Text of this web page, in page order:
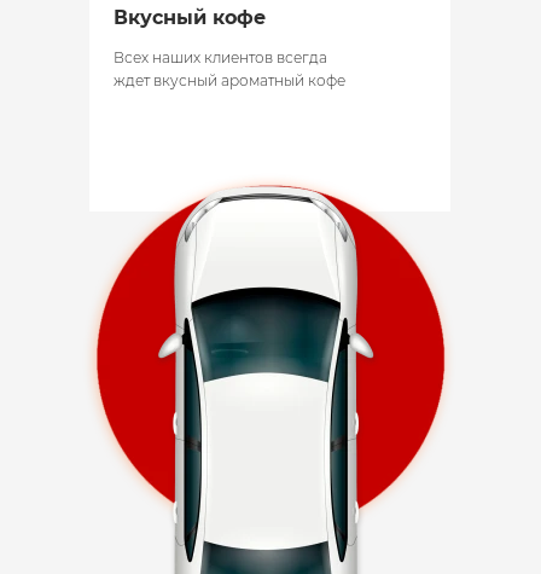
Вкусный кофе
Всех наших клиентов всегда
ждет вкусный ароматный кофе